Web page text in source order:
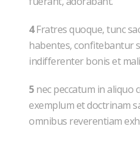
4Fratres quoque, tunc
habentes, confitebantur
indifferenter bonis et
5nec peccatum in aliquo
exemplum et doctrinam
omnibus reverentiam